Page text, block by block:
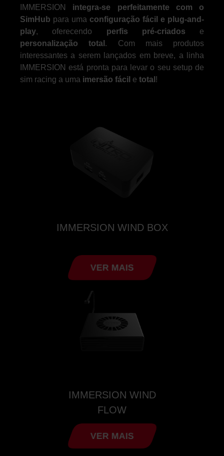
IMMERSION integra-se perfeitamente com o
SimHub para uma configuração fácil e plug-and-
play, oferecendo perfis pré-criados e
personalização total . Com mais produtos
interessantes a serem lançados em breve, a linha
IMMERSION está pronta para levar o seu setup de
sim racing a uma imersão fácil e total !
IMMERSION WIND BOX
VER MAIS
IMMERSION WIND
FLOW
VER MAIS